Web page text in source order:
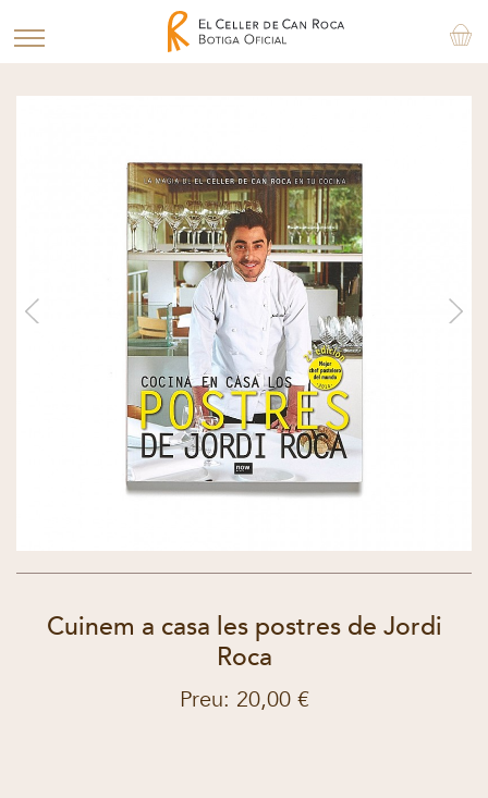
Cuinem a casa les postres de Jordi
Roca
Preu: 20,00 €